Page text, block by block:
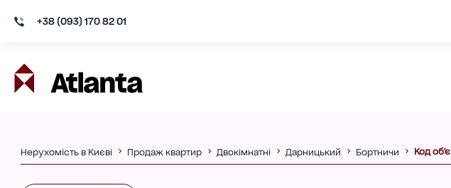
+38 (093) 170 82 01
Нерухомість в Києві Продаж квартир Двокімнатні Дарницький Бортничи Код